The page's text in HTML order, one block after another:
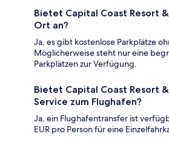
Bietet Capital Coast Resort
Ort an?
Ja, es gibt kostenlose Parkplätze
Möglicherweise steht nur eine
Parkplätzen zur Verfügung.
Bietet Capital Coast Resort
Service zum Flughafen?
Ja, ein Flughafentransfer ist
EUR pro Person für eine